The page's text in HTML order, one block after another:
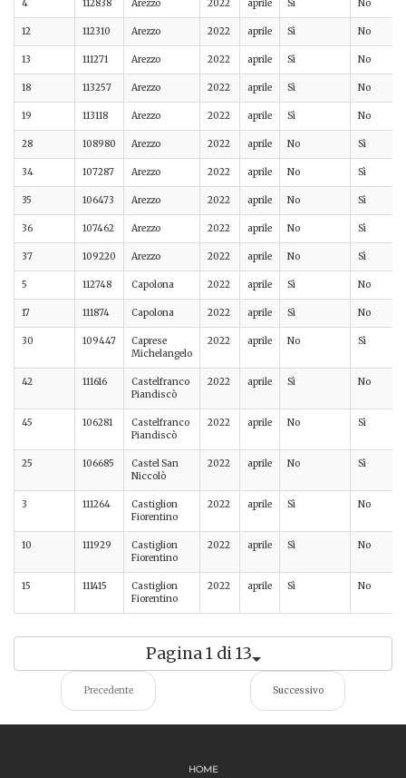
4 112838 Arezzo 2022 aprile Sì No
12 112310 Arezzo 2022 aprile Sì No
13 111271 Arezzo 2022 aprile Sì No
18 113257 Arezzo 2022 aprile Sì No
19 113118 Arezzo 2022 aprile Sì No
28 108980 Arezzo 2022 aprile No Sì
34 107287 Arezzo 2022 aprile No Sì
35 106473 Arezzo 2022 aprile No Sì
36 107462 Arezzo 2022 aprile No Sì
37 109220 Arezzo 2022 aprile No Sì
5 112748 Capolona 2022 aprile Sì No
17 111874 Capolona 2022 aprile Sì No
30 109447
Caprese
Michelangelo
2022 aprile No Sì
42 111616
Castelfranco
Piandiscò
2022 aprile Sì No
45 106281
Castelfranco
Piandiscò
2022 aprile No Sì
25 106685
Castel San
Niccolò
2022 aprile No Sì
3 111264
Castiglion
Fiorentino
2022 aprile Sì No
10 111929
Castiglion
Fiorentino
2022 aprile Sì No
15 111415
Castiglion
Fiorentino
2022 aprile Sì No
Pagina 1 di 13
Precedente Successivo
HOME